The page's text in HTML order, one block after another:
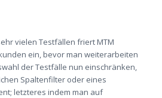
vielen Testfällen friert MTM
ein, bevor man weiterarbeiten
der Testfälle nun einschränken,
Spaltenfilter oder eines
letzteres indem man auf